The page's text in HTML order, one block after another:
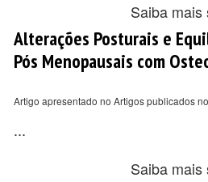
Saiba mais
Alterações Posturais e
Pós Menopausais com
Artigo apresentado no Artigos publicados
...
Saiba mais